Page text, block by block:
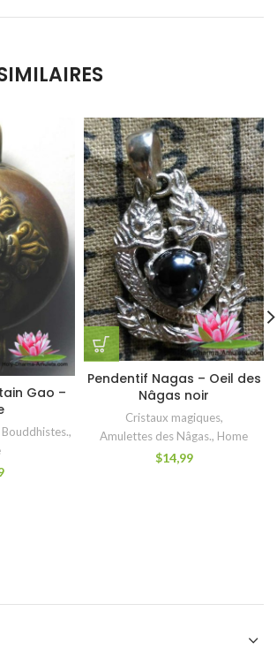
Gao –
,
Pendentif Nagas – Oeil des
Nâgas noir
Cristaux magiques,
Amulettes des Nâgas., Home
$14,99